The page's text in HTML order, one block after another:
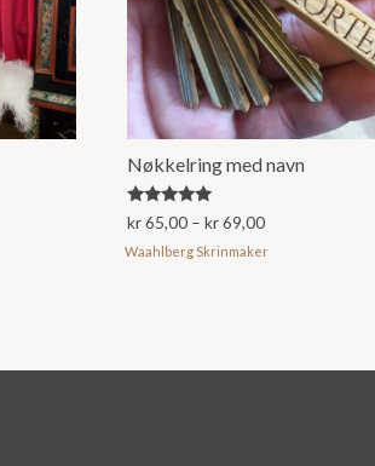
Nøkkelring med navn
Vurdert
5.00
av 5
kr65,00 – kr69,00Prisområde:
kr 65,00
Waahlberg Skrinmaker
flere